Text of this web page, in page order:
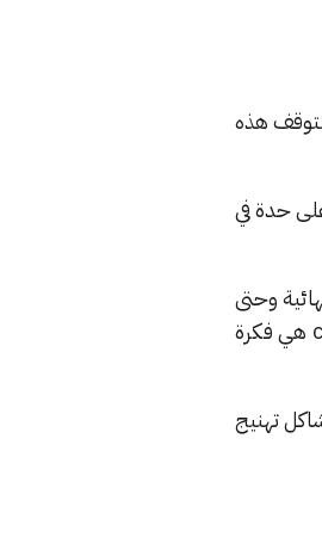
هذه
حدة في
وحتى
غير معتمدة كليًا للعمل فيها لأنها في طور التجريب فقط. لذلك تعتبر فكرة تنشيط جميع chrome flags هي فكرة
تهنيج